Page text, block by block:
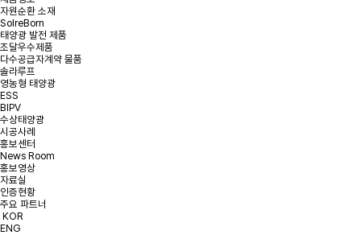
자원순환 소재
SolreBorn
태양광 발전 제품
조달우수제품
다수공급자계약 물품
솔라루프
영농형 태양광
ESS
BIPV
수상태양광
시공사례
홍보센터
News Room
홍보영상
자료실
인증현황
주요 파트너
KOR
ENG
첨부파일